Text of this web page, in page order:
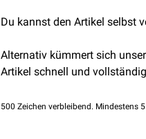
Expressionsmusterder
Yuan et al. Neurogenins
Du kannst den Artikel selbst
Alternativ kümmert sich
Artikel schnell und
500 Zeichen verbleibend. Mindestens